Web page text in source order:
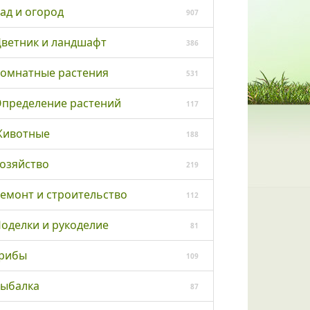
и огород 907
и ландшафт 386
растения 531
растений 117
188
219
и строительство 112
и рукоделие 81
109
87